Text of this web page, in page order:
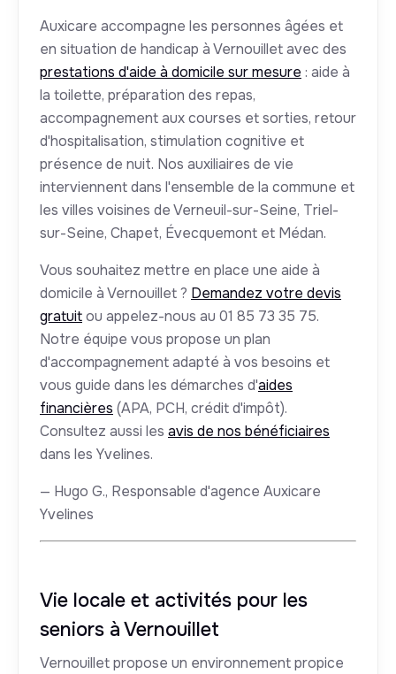
Auxicare accompagne les personnes âgées et
en situation de handicap à Vernouillet avec des
prestations d'aide à domicile sur mesure : aide à
la toilette, préparation des repas,
accompagnement aux courses et sorties, retour
d'hospitalisation, stimulation cognitive et
présence de nuit. Nos auxiliaires de vie
interviennent dans l'ensemble de la commune et
les villes voisines de Verneuil-sur-Seine, Triel-
sur-Seine, Chapet, Évecquemont et Médan.
Vous souhaitez mettre en place une aide à
domicile à Vernouillet ? Demandez votre devis
gratuitou appelez-nous au 01 85 73 35 75.
Notre équipe vous propose un plan
d'accompagnement adapté à vos besoins et
vous guide dans les démarches d'aides
financières (APA, PCH, crédit d'impôt).
Consultez aussi les avis de nos bénéficiaires
dans les Yvelines.
— Hugo G., Responsable d'agence Auxicare
Yvelines
Vie locale et activités pour les
seniors à Vernouillet
Vernouillet propose un environnement propice